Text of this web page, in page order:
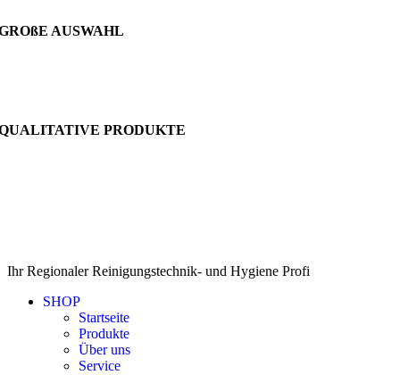
AUSWAHL
PRODUKTE
Ihr Regionaler Reinigungstechnik- und Hygiene Profi
SHOP
Startseite
Produkte
Über uns
Service